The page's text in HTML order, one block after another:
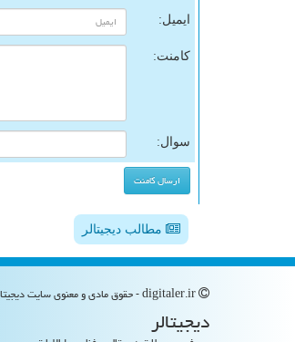
ایمیل:
کامنت:
سوال:
مطالب دیجیتالر
دیجیتالر